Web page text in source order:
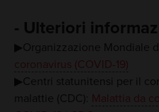
- Ulteriori
▶Organizzazione Mondiale
coronavirus (COVID-19)
▶Centri statunitensi per il
malattie (CDC): Malattia da